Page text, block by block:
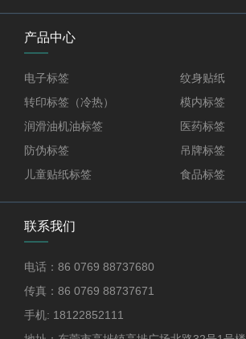
产品中心
电子标签
纹身贴纸
转印标签（冷热）
模内标签
润滑油机油标签
医药标签
防伪标签
吊牌标签
儿童贴纸标签
食品标签
联系我们
电话：86 0769 88737680
传真：86 0769 88737671
手机: 18122852111